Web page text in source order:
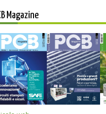
Magazine